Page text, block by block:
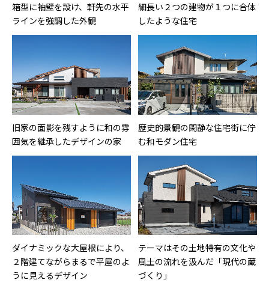
箱型に袖壁を設け、軒先の水平
ラインを強調した外観
細長い２つの建物が１つに合体
したような住宅
旧家の面影を残すように和の雰
囲気を継承したデザインの家
歴史的景観の閑静な住宅街に佇
む和モダン住宅
ダイナミックな大屋根により、
２階建てながらまるで平屋のよ
うに見えるデザイン
テーマはその土地特有の文化や
風土の流れを汲んだ「現代の蔵
づくり」